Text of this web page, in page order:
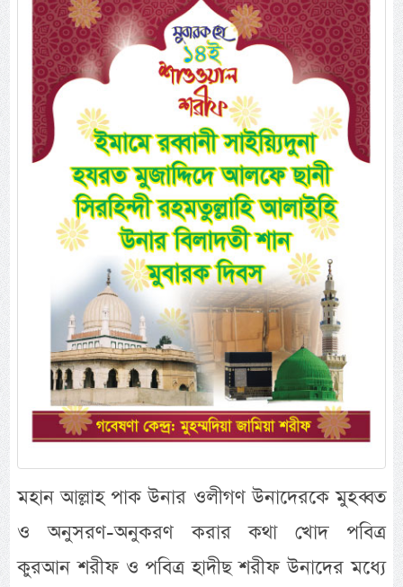
মহান আল্লাহ পাক উনার ওলীগণ উনাদেরকে মুহব্বত
ও অনুসরণ-অনুকরণ করার কথা খোদ পবিত্র
কুরআন শরীফ ও পবিত্র হাদীছ শরীফ উনাদের মধ্যে